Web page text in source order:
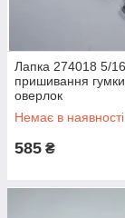
Лапка 274018 5/
пришивання
оверлок
Немає в наявності
585 ₴